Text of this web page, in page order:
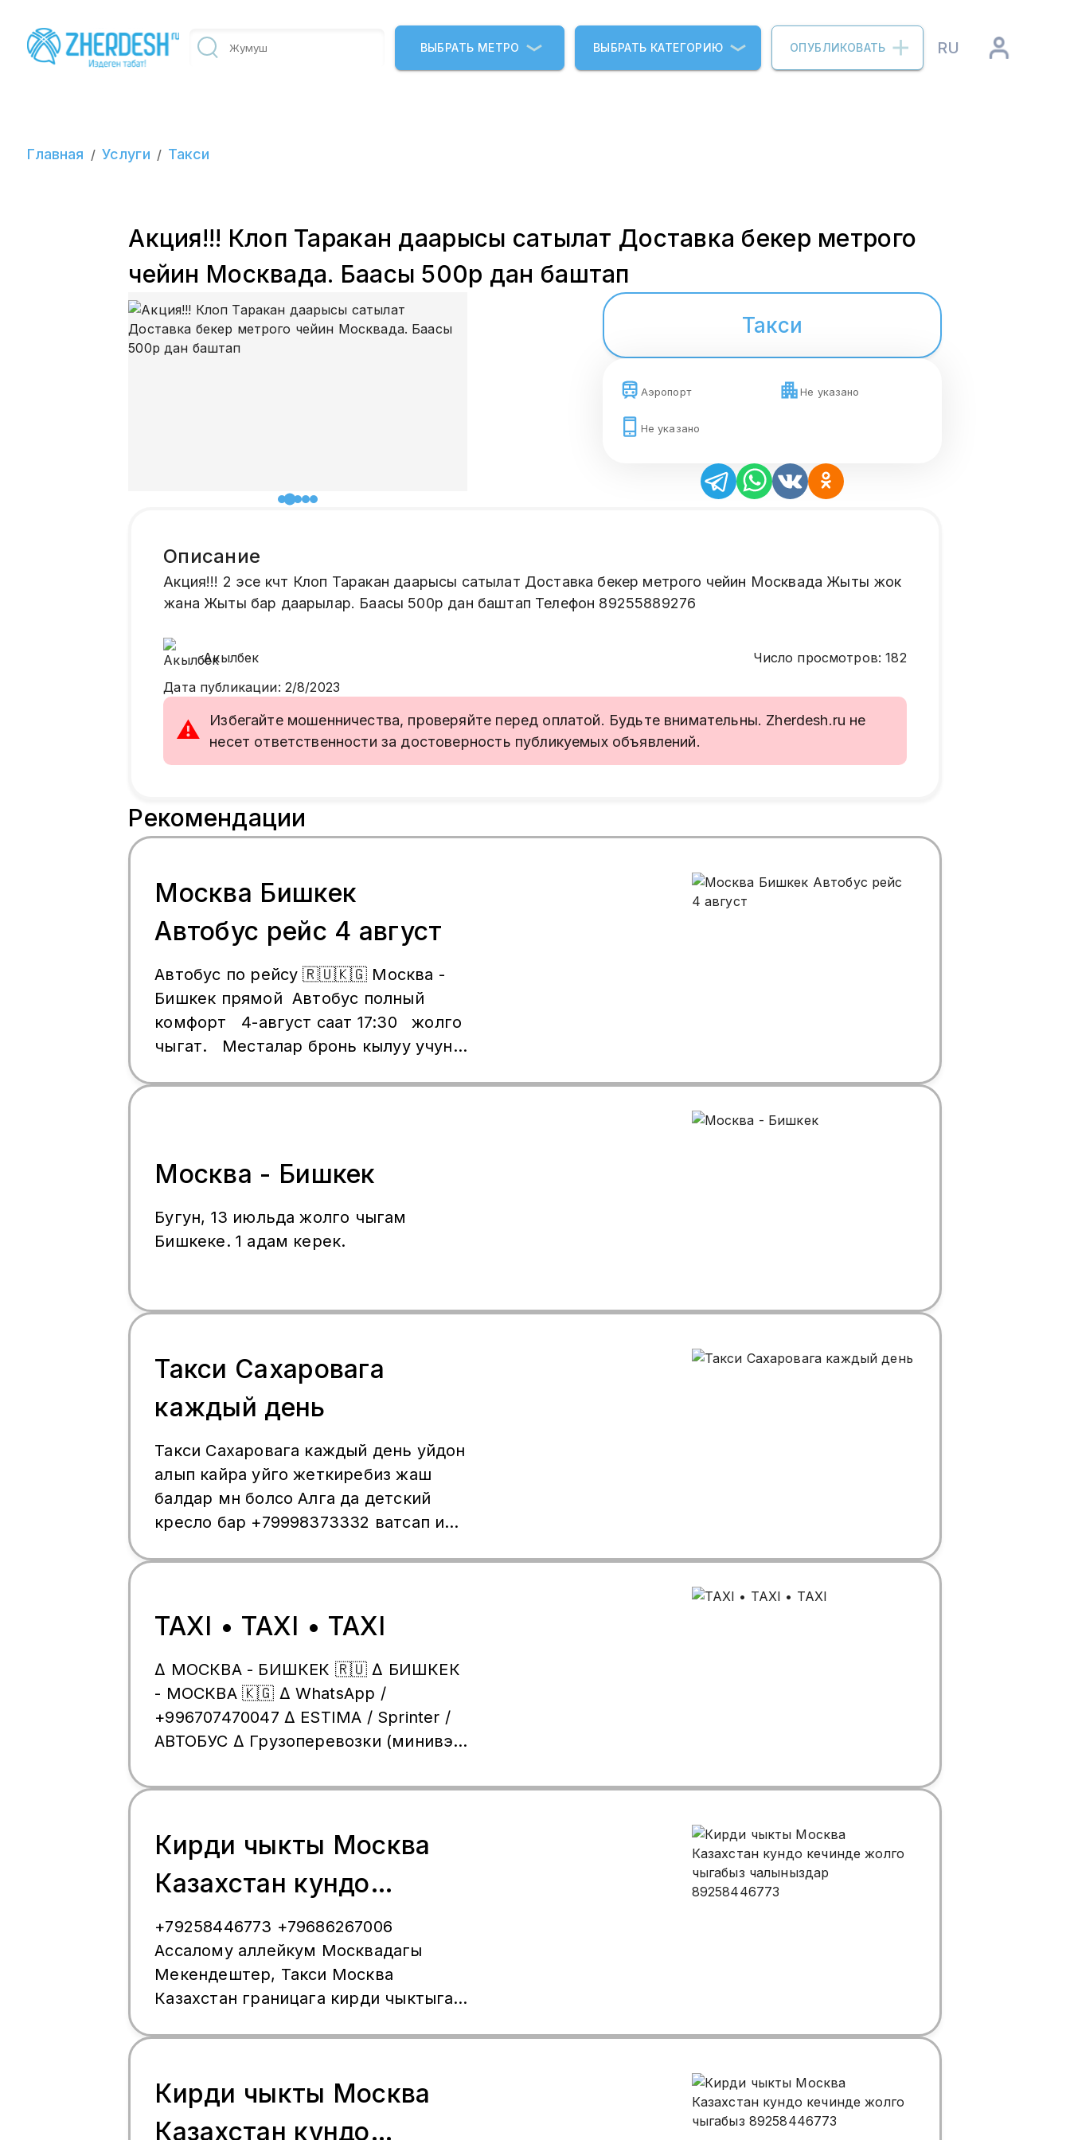
ВЫБРАТЬ МЕТРО ВЫБРАТЬ КАТЕГОРИЮ ОПУБЛИКОВАТЬ RU
Главная / Услуги / Такси
Акция!!! Клоп Таракан даарысы сатылат Доставка бекер метрого
чейин Москвада. Баасы 500р дан баштап
Такси
Аэропорт Не указано
Не указано
Описание
Акция!!! 2 эсе күчтүү Клоп Таракан даарысы сатылат Доставка бекер метрого чейин Москвада Жыты жок
жана Жыты бар даарылар. Баасы 500р дан баштап Телефон 89255889276
Акылбек Число просмотров:182
Дата публикации: 2/8/2023
⚠
Избегайте мошенничества, проверяйте перед оплатой. Будьте внимательны. Zherdesh.ru не
несет ответственности за достоверность публикуемых объявлений.
Рекомендации
Москва Бишкек
Автобус рейс 4 август
Автобус по рейсу 🇷🇺🇰🇬 Москва -
Бишкек прямой Автобус полный
комфорт 4-август саат 17:30 жолго
чыгат. Месталар бронь кылуу учун
Москва - Бишкек
Бугун, 13 июльда жолго чыгам
Бишкеке. 1 адам керек.
Такси Сахаровага
каждый день
Такси Сахаровага каждый день уйдон
алып кайра уйго жеткиребиз жаш
балдар мн болсо Алга да детский
кресло бар +79998373332 ватсап и
TAXI • TAXI • TAXI
∆ МОСКВА - БИШКЕК 🇷🇺 ∆ БИШКЕК
- МОСКВА 🇰🇬 ∆ WhatsApp /
+996707470047 ∆ ESTIMA / Sprinter /
АВТОБУС ∆ Грузоперевозки (минивэн
Кирди чыкты Москва
Казахстан кундо
кечинде жолго чыгабыз
чалыныздар
89258446773
+79258446773 +79686267006
Ассалому аллейкум Москвадагы
Мекендештер, Такси Москва
Казахстан границага кирди чыктыга
жолдо жардам беребиз, стаж 16 жыл,
коп жылдан бери границага чыкпай
Кирди чыкты Москва
Казахстан кундо